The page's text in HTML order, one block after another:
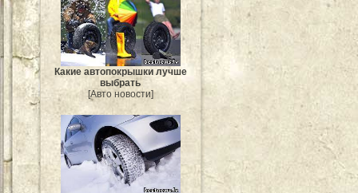
Какие автопокрышки лучше
выбрать
[Авто новости]